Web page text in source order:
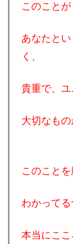
このことが
あなたと
く、
貴重で、ユ
大切なもの
このことを
わかってる
本当にこ